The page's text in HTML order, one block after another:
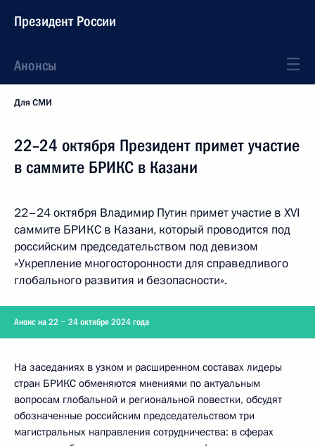
Президент России
Анонсы
Для СМИ
22–24 октября Президент примет участие
в саммите БРИКС в Казани
22–24 октября Владимир Путин примет участие в XVI
саммите БРИКС в Казани, который проводится под
российским председательством под девизом
«Укрепление многосторонности для справедливого
глобального развития и безопасности».
Анонс на 22 − 24 октября 2024 года
На заседаниях в узком и расширенном составах лидеры
стран БРИКС обменяются мнениями по актуальным
вопросам глобальной и региональной повестки, обсудят
обозначенные российским председательством три
магистральных направления сотрудничества: в сферах